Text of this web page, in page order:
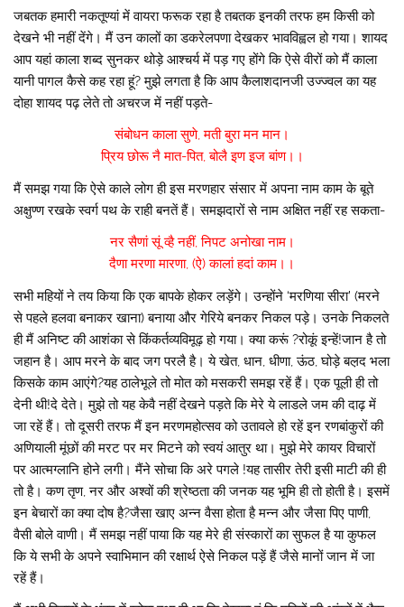
जबतक हमारी नकतूण्यां में वायरा फरूक रहा है तबतक इनकी तरफ हम किसी को
देखने भी नहीं देंगे। मैं उन कालों का डकरेलपणा देखकर भावविह्वल हो गया। शायद
आप यहां काला शब्द सुनकर थोड़े आश्चर्य में पड़ गए होंगे कि ऐसे वीरों को मैं काला
यानी पागल कैसे कह रहा हूं? मुझे लगता है कि आप कैलाशदानजी उज्ज्वल का यह
दोहा शायद पढ़ लेते तो अचरज में नहीं पड़ते-
संबोधन काला सुणे, मती बुरा मन मान।
प्रिय छोरू नै मात-पित, बोलै इण इज बांण।।
मैं समझ गया कि ऐसे काले लोग ही इस मरणहार संसार में अपना नाम काम के बूते
अक्षुण्ण रखके स्वर्ग पथ के राही बनतें हैं। समझदारों से नाम अक्षित नहीं रह सकता-
नर सैणां सूं व्है नहीं, निपट अनोखा नाम।
दैणा मरणा मारणा, (ऐ) कालां हदां काम।।
सभी महियों ने तय किया कि एक बापके होकर लड़ेंगे। उन्होंने ‘मरणिया सीरा’ (मरने
से पहले हलवा बनाकर खाना) बनाया और गेरिये बनकर निकल पड़े। उनके निकलते
ही मैं अनिष्ट की आशंका से किंकर्तव्यविमूढ़ हो गया। क्या करूं ?रोकूं इन्हें!जान है तो
जहान है। आप मरने के बाद जग परलै है। ये खेत, धान, धीणा, ऊंठ, घोड़े बल़द भला
किसके काम आएंगे?यह ठालेभूले तो मोत को मसकरी समझ रहें हैं। एक पूल़ी ही तो
देनी थी!दे देते। मुझे तो यह केवै नहीं देखने पड़ते कि मेरे ये लाडले जम की दाढ़ में
जा रहें हैं। तो दूसरी तरफ मैं इन मरणमहोत्सव को उतावले हो रहें इन रणबांकुरों की
अणियाली मूंछों की मरट पर मर मिटने को स्वयं आतुर था। मुझे मेरे कायर विचारों
पर आत्मग्लानि होने लगी। मैंने सोचा कि अरे पगले !यह तासीर तेरी इसी माटी की ही
तो है। कण तृण, नर और अश्वों की श्रेष्ठता की जनक यह भूमि ही तो होती है। इसमें
इन बेचारों का क्या दोष है?जैसा खाए अन्न वैसा होता है मन्न और जैसा पिए पाणी,
वैसी बोले वाणी। मैं समझ नहीं पाया कि यह मेरे ही संस्कारों का सुफल है या कुफल
कि ये सभी के अपने स्वाभिमान की रक्षार्थ ऐसे निकल पड़ें हैं जैसे मानों जान में जा
रहें हैं।